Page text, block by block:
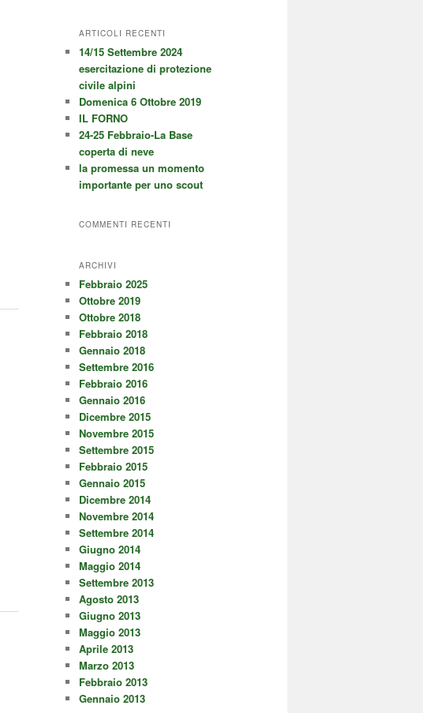
ARTICOLI RECENTI
14/15 Settembre 2024
esercitazione di protezione
civile alpini
Domenica 6 Ottobre 2019
IL FORNO
24-25 Febbraio-La Base
coperta di neve
la promessa un momento
importante per uno scout
COMMENTI RECENTI
ARCHIVI
Febbraio 2025
Ottobre 2019
Ottobre 2018
Febbraio 2018
Gennaio 2018
Settembre 2016
Febbraio 2016
Gennaio 2016
Dicembre 2015
Novembre 2015
Settembre 2015
Febbraio 2015
Gennaio 2015
Dicembre 2014
Novembre 2014
Settembre 2014
Giugno 2014
Maggio 2014
Settembre 2013
Agosto 2013
Giugno 2013
Maggio 2013
Aprile 2013
Marzo 2013
Febbraio 2013
Gennaio 2013